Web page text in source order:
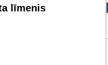
līmenis